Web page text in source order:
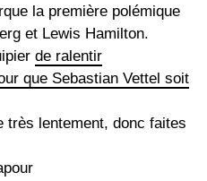
la première polémique
et Lewis Hamilton.
de ralentir
que Sebastian Vettel soit
très lentement, donc faites